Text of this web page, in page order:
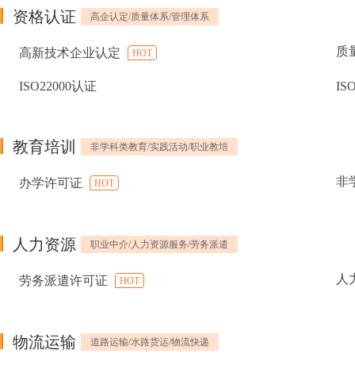
资格认证 高企认定/质量体系/管理体系
高新技术企业认定 HOT 质
ISO22000认证
教育培训 非学科类教育/实践活动/职业教培
办学许可证 HOT 非
人力资源 职业中介/人力资源服务/劳务派遣
劳务派遣许可证 HOT 人
物流运输 道路运输/水路货运/物流快递